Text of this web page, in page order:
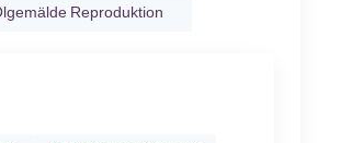
Reproduktion